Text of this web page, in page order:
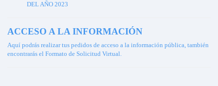
DEL AÑO 2023
ACCESO A LA INFORMACIÓN
Aquí podrás realizar tus pedidos de acceso a la información pública, también
encontrarás el Formato de Solicitud Virtual.